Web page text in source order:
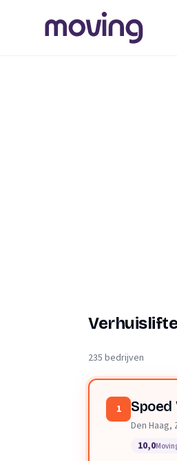
235 bedrijven
1
Den Haag,
10,0